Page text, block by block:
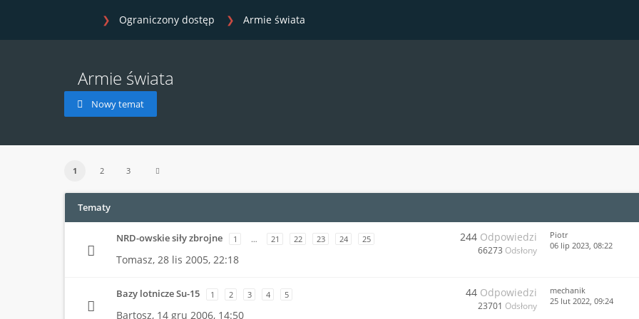
Ograniczony dostęp Armie świata
Armie świata
Nowy temat
1 2 3
Tematy
NRD-owskie siły zbrojne 1 … 21 22 23 24 25
Tomasz, 28 lis 2005, 22:18
244 Odpowiedzi
66273 Odsłony
Piotr
06 lip 2023, 08:22
Bazy lotnicze Su-15 1 2 3 4 5
Bartosz, 14 gru 2006, 14:50
44 Odpowiedzi
23701 Odsłony
mechanik
25 lut 2022, 09:24